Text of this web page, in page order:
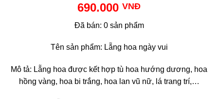
690.000 VNĐ
Đã bán: 0 sản phẩm
Tên sản phẩm: Lẵng hoa ngày vui
Mô tả: Lẵng hoa được kết hợp tù hoa hướng dương, hoa
hồng vàng, hoa bi trắng, hoa lan vũ nữ, lá trang trí,…